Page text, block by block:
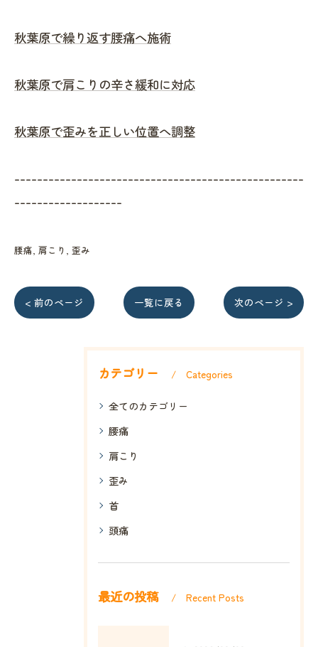
秋葉原で繰り返す腰痛へ施術
秋葉原で肩こりの辛さ緩和に対応
秋葉原で歪みを正しい位置へ調整
---------------------------------------------------
-------------------
腰痛 肩こり 歪み
< 前のページ 一覧に戻る 次のページ >
カテゴリー Categories
全てのカテゴリー
腰痛
肩こり
歪み
首
頭痛
最近の投稿 Recent Posts